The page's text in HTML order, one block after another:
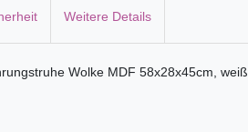
Weitere Details
Wolke MDF 58x28x45cm, weiß